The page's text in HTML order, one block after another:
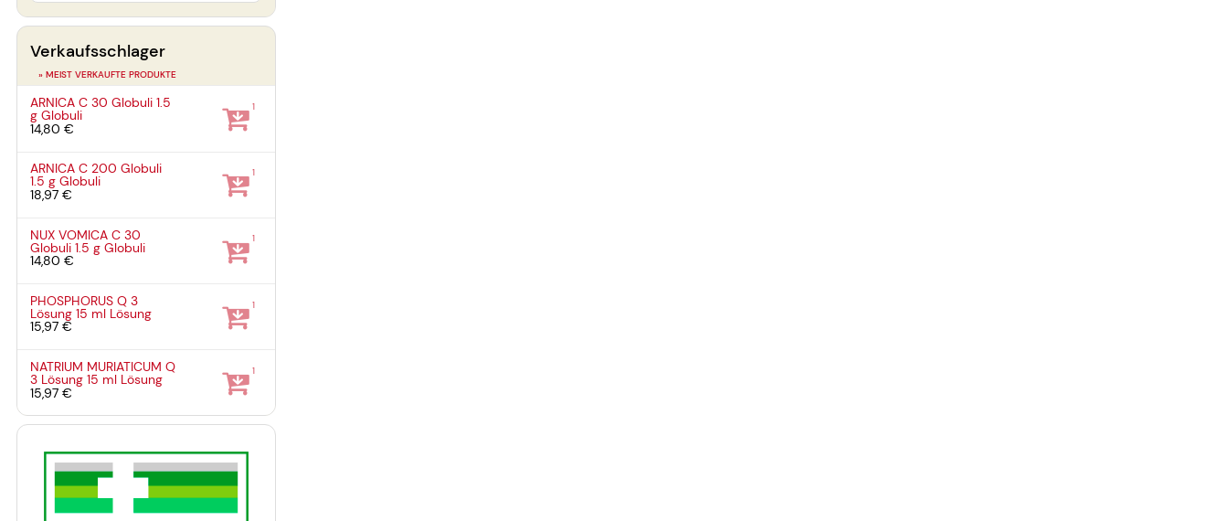
Verkaufsschlager
» MEIST VERKAUFTE PRODUKTE
ARNICA C 30 Globuli1.5
gGlobuli
14,80 €
1
ARNICA C 200 Globuli
1.5 gGlobuli
18,97 €
1
NUX VOMICA C 30
Globuli1.5 gGlobuli
14,80 €
1
PHOSPHORUS Q 3
Lösung15 ml Lösung
15,97 €
1
NATRIUM MURIATICUM Q
3 Lösung15 ml Lösung
15,97 €
1